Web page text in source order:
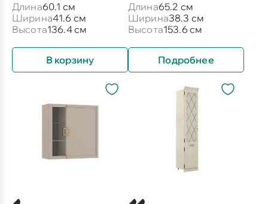
Длина60.1 см
Ширина41.6 см
Высота136.4 см
В корзину
Длина65.2 см
Ширина38.3 см
Высота153.6 см
Подробнее